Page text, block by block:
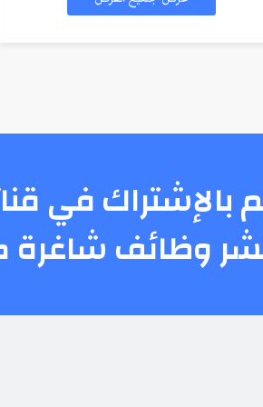
بالإشتراك في
وظائف شاغرة